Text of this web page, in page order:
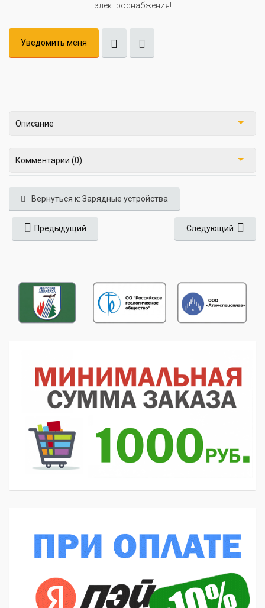
электроснабжения!
Уведомить меня
Описание
Комментарии (0)
Вернуться к: Зарядные устройства
Предыдущий Следующий